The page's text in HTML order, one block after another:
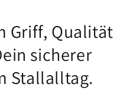
Griff, Qualität
sicherer
Stallalltag.